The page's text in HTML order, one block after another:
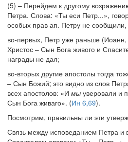
(5) – Перейдем к другому
Петра. Слова: «Ты еси Петр...»,
особых прав ап. Петру не сообщили,
во-первых, Петр уже раньше (Иоанн,
Христос – Сын Бога живого и
награды не дал;
во-вторых другие апостолы тогда
– Сын Божий; это видно из слов
всех апостолов: «И мы уверовали и
Сын Бога живаго». (Ин 6,69).
Посмотрим, правильны ли эти
Связь между исповеданием Петра и